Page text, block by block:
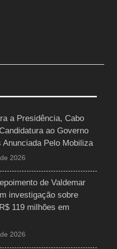
a Presidência, Cabo
ao Governo
Anunciada Pelo Mobiliza
2026
de Valdemar
investigação sobre
119 milhões em
2026